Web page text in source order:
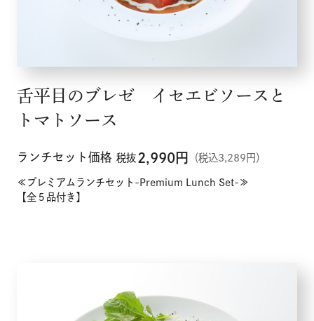
舌平目のブレゼ イセエビソースと
トマトソース
ランチセット価格 税抜 2,990円 （税込3,289円）
≪プレミアムランチセット-Premium Lunch Set-≫
【全５品付き】